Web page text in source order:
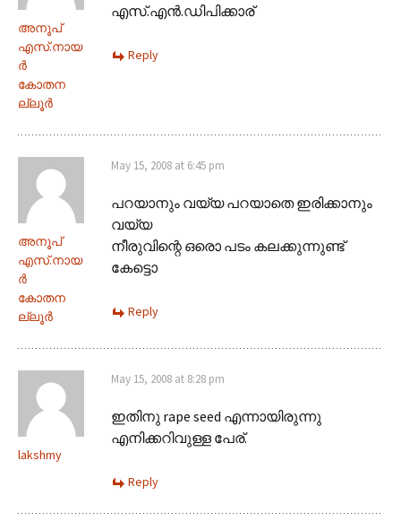
അനൂപ്‌
എസ്‌.നായ
ര്‍
കോതന
ല്ലൂര്‍
എസ്.എന്‍.ഡിപിക്കാര്
Reply
അനൂപ്‌
എസ്‌.നായ
ര്‍
കോതന
ല്ലൂര്‍
May 15, 2008 at 6:45 pm
പറയാനും വയ്യ പറയാതെ ഇരിക്കാനും
വയ്യ
നീരുവിന്റെ ഒരൊ പടം കലക്കുന്നുണ്ട്
കേട്ടൊ
Reply
lakshmy
May 15, 2008 at 8:28 pm
ഇതിനു rape seed എന്നായിരുന്നു
എനിക്കറിവുള്ള പേര്.
Reply